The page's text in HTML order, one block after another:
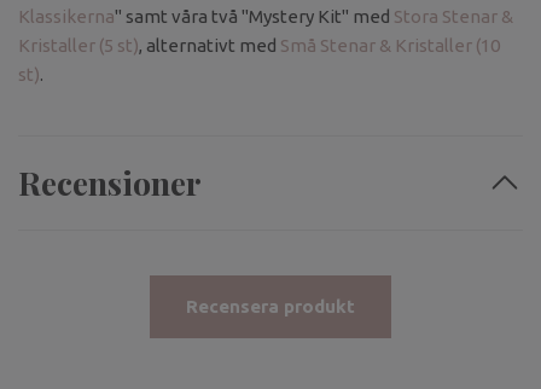
Klassikerna" samt våra två "Mystery Kit" med Stora Stenar &
Kristaller (5 st), alternativt med Små Stenar & Kristaller (10
st).
Recensioner
Recensera produkt